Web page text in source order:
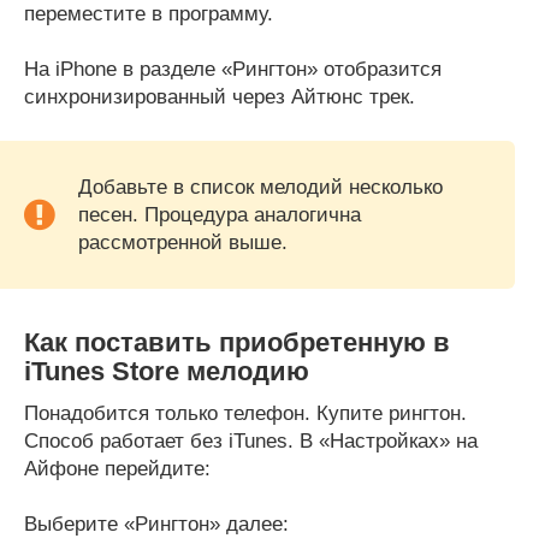
переместите в программу.
На iPhone в разделе «Рингтон» отобразится
синхронизированный через Айтюнс трек.
Добавьте в список мелодий несколько
песен. Процедура аналогична
рассмотренной выше.
Как поставить приобретенную в
iTunes Store мелодию
Понадобится только телефон. Купите рингтон.
Способ работает без iTunes. В «Настройках» на
Айфоне перейдите:
Выберите «Рингтон» далее: